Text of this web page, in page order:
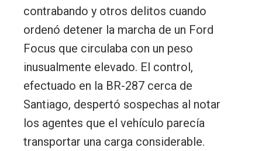
contrabando y otros delitos cuando
ordenó detener la marcha de un Ford
Focus que circulaba con un peso
inusualmente elevado. El control,
efectuado en la BR-287 cerca de
Santiago, despertó sospechas al notar
los agentes que el vehículo parecía
transportar una carga considerable.